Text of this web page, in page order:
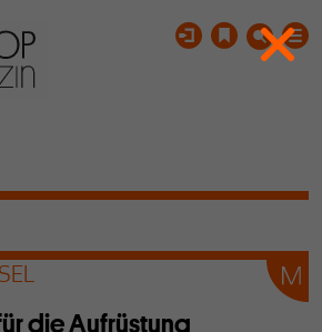
die Aufrüstung